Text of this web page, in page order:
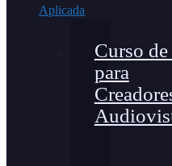
Aplicada
Curso
para